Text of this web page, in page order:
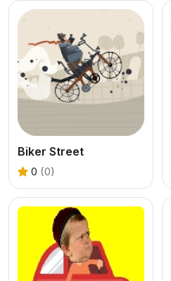
Biker Street
0 (0)